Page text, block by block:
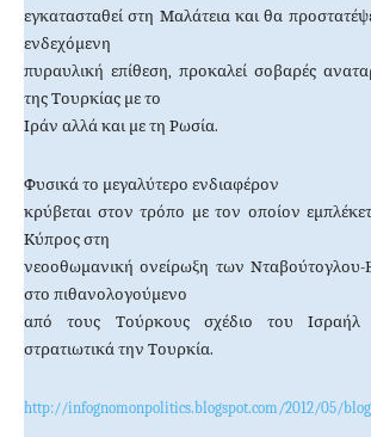
εγκατασταθεί στη Μαλάτεια και θα
ενδεχόμενη
πυραυλική επίθεση, προκαλεί σοβαρές
της Τουρκίας με το
Ιράν αλλά και με τη Ρωσία.
Φυσικά το μεγαλύτερο ενδιαφέρον
κρύβεται στον τρόπο με τον οποίον
Κύπρος στη
νεοοθωμανική ονείρωξη των Νταβούτογλου-
στο πιθανολογούμενο
από τους Τούρκους σχέδιο του Ισραήλ
στρατιωτικά την Τουρκία.
http://infognomonpolitics.blogspot.com/2012/05/blog